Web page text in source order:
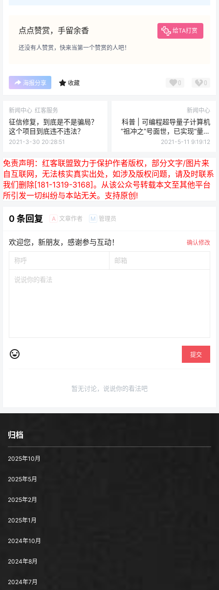
点点赞赏，手留余香 给TA打赏
还没有人赞赏，快来当第一个赞赏的人吧！
海报分享 收藏 0 0
新闻中心 红客服务
征信修复，到底是不是骗局？
这个项目到底违不违法？
2021-3-30 20:28:51
新闻中心
科普 | 可编程超导量子计算机
“祖冲之”号面世，已实现“量子
优越”？
2021-5-11 9:19:12
免责声明： 红客联盟致力于保护作者版权，部分文字/图片来
自互联网，无法核实真实出处，如涉及版权问题，请及时联系
我们删除[181-1319-3168]。从该公众号转载本文至其他平台
所引发一切纠纷与本站无关。支持原创!
0 条回复 A 文章作者 M 管理员
欢迎您，新朋友，感谢参与互动！ 确认修改
提交
暂无讨论，说说你的看法吧
归档
2025年10月
2025年5月
2025年2月
2025年1月
2024年10月
2024年8月
2024年7月